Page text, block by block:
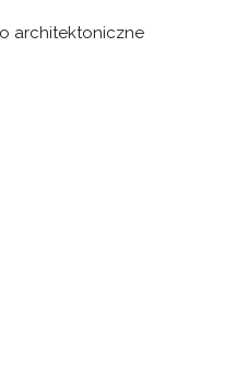
architektoniczne